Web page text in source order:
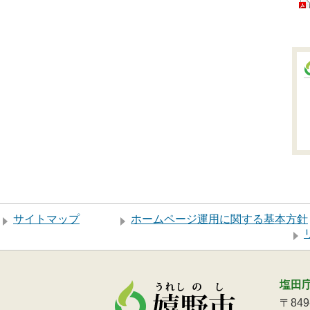
サイトマップ
ホームページ運用に関する基本方針
塩田
〒